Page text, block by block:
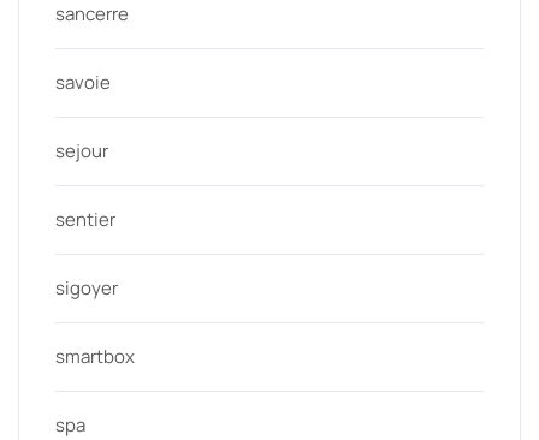
sancerre
savoie
sejour
sentier
sigoyer
smartbox
spa